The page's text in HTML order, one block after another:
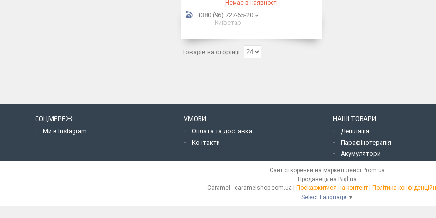
Немає в наявності
+380 (96) 727-65-20
Київстар
СОЦМЕРЕЖІ
Ми в Instagram
УМОВИ
Оплата та доставка
Контакти
НАШІ ТОВАРИ
Депіляція
Парафінотерапія
Акумулятори
Сайт створений на маркетплейсі Prom.ua
Продавець на Bigl.ua
Поскаржитися на контент
Політика
Select Language ▼